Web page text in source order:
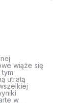
wiąże się
utratą
w